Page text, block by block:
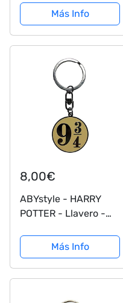
Goma
(SDTWRN20453)
Más Info
8,00€
ABYstyle - HARRY
POTTER - Llavero -
Más Info